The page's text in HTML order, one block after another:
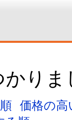
かりま
価格の